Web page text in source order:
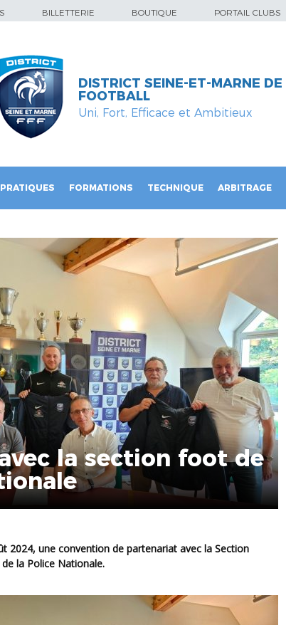
BILLETTERIE BOUTIQUE PORTAIL CLUBS
DISTRICT SEINE-ET-MARNE DE
FOOTBALL
Uni, Fort, Efficace et Ambitieux
PRATIQUES FORMATIONS TECHNIQUE ARBITRAGE
la section foot de
la Police Nationale.